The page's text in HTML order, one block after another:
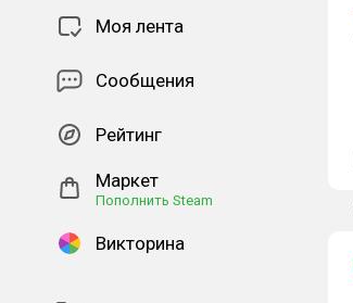
Моя лента
Сообщения
Рейтинг
Маркет
Пополнить Steam
Викторина